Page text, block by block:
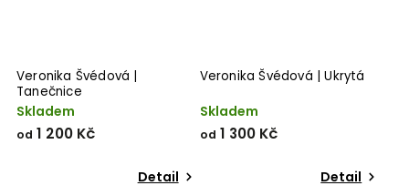
Veronika Švédová |
Tanečnice
Skladem
od 1 200 Kč
Detail
Veronika Švédová | Ukrytá
Skladem
od 1 300 Kč
Detail